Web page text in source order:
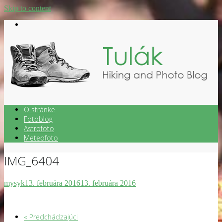
Skip to content
O stránke
Fotoblog
Astrofoto
Meteofoto
IMG_6404
mysyk13. februára 201613. februára 2016
« Predchádzajúci